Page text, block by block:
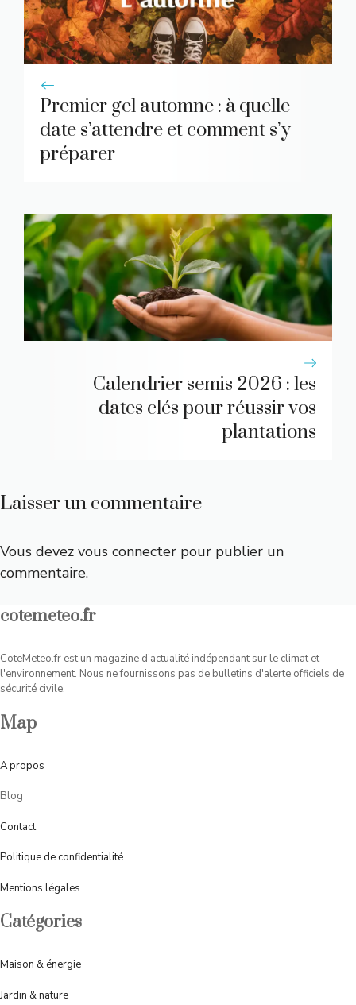
Premier gel automne : à quelle
date s’attendre et comment s’y
préparer
Calendrier semis 2026 : les
dates clés pour réussir vos
plantations
Laisser un commentaire
Vous devez vous connecter pour publier un
commentaire.
cotemeteo.fr
CoteMeteo.fr est un magazine d'actualité indépendant sur le climat et
l'environnement. Nous ne fournissons pas de bulletins d'alerte officiels de
sécurité civile.
Map
Apropos
Blog
Contact
Politique de confidentialité
Mentions légales
Catégories
Maison & énergie
Jardin & nature